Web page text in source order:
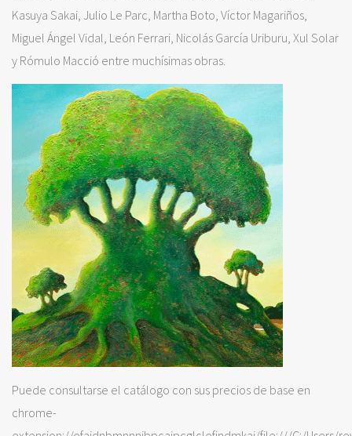
Kasuya Sakai, Julio Le Parc, Martha Boto, Víctor Magariños,
Miguel Ángel Vidal, León Ferrari, Nicolás García Uriburu, Xul Solar
y Rómulo Macció entre muchísimas obras.
Puede consultarse el catálogo con sus precios de base en
chrome-